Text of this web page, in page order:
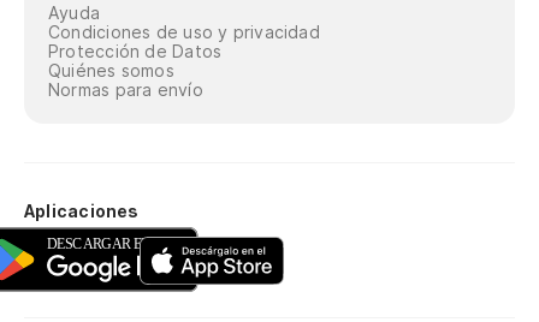
Ayuda
Condiciones de uso y privacidad
Protección de Datos
Quiénes somos
Normas para envío
Aplicaciones